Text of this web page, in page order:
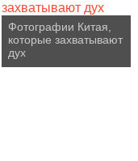
Фотографии Китая,
которые захватывают
дух